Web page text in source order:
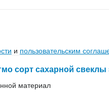
и пользовательским
сорт сахарной
материал